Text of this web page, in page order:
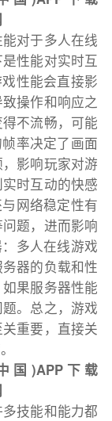
对于多人在线
性能对实时互
性能会直接影
操作和响应之
不流畅，可能
率决定了画面
影响玩家对游
时互动的快感
网络稳定性有
题，进而影响
多人在线游戏
器的负载和性
果服务器性能
。总之，游戏
重要，直接关
国)APP下载
技能和能力都